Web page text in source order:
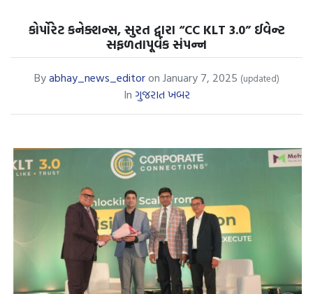
કોર્પોરેટ કનેક્શન્સ, સુરત દ્વારા “CC KLT 3.0” ઈવેન્ટ
સફળતાપૂર્વક સંપન્ન
Byabhay_news_editoron January 7, 2025 (updated)
In ગુજરાત ખબર